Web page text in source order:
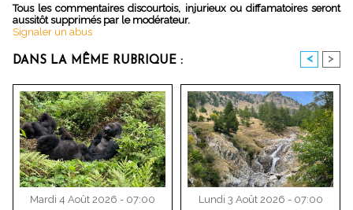
Tous les commentaires discourtois, injurieux ou diffamatoires seront
aussitôt supprimés par le modérateur.
Signaler un abus
DANS LA MÊME RUBRIQUE : < >
Mardi 4 Août 2026 - 07:00
Lundi 3 Août 2026 - 07:00